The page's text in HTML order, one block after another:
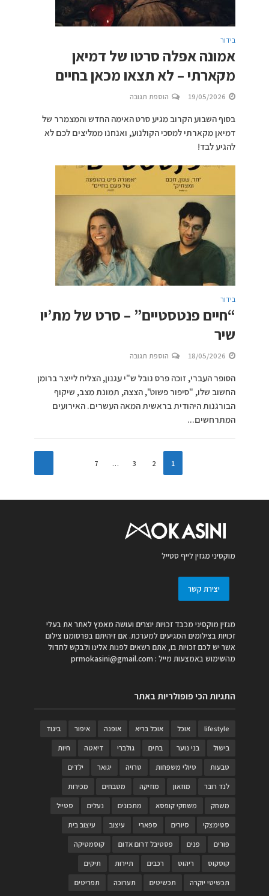
בידור
אמונה אפלה סרטו של דמיאן
מקארתי – לא תצאו מכאן בחיים
19/05/2026 הוספת תגובה
בסוף השבוע הקרוב מגיע סרט האימה החדש והמצמרר של
דמיאן מקארתי למסכי הקולנוע, ואנחנו ממליצים לכם לא
להגיע לבד!
בידור
“חיים פנטסטיים” – סרט של מת’יו
שיר
18/05/2026 הוספת תגובה
הסופר העברי, זוכה פרס נובל ש"י עגנון, הצליח לייצר ברומן
החשוב שלו, "סיפור פשוט", הצצה, תמונת מצב, שיקוף
הבורגנות היהודית בראשית המאה העשרים. האירועים
המתרחשים...
1
2
3
…
7
מוקסיני מגזין לייף סטייל
יצירת קשר
מגזין מוקסיני מכבד זכויות יוצרים ועושה מאמץ לאתר את בעלי
זכויות בצילומים המגיעים למערכת. אם זיהיתם בפרסומנו צילום
אשר יש לכם זכויות בו, אתם רשאים לפנות אלינו ולבקש לחדול
מהשימוש באמצעות מייל : prmokasini@gmail.com
התגיות הכי פופולריות באתר
lifestyle אוכל אוכל בריא אופנה איפור
ביגוד
בישול
בני נוער בתים גולברי דיאטה
חיות
טבעות
טיולי משפחות טרויה יגואר
ילדים
לנד רובר
מוזאון מוזיקה מטבחים
מכירות
משחק
משחקי קופסא מתכונים נעלים
סטייל
סטימצקי
סיורים ספארי עיצוב
עיצוב בית
פורים
פנים פסטיבל דרום אדום
קוסמטיקה
קוסקוס
ריהוט רכבים תיירות
תיקים
תכשיטי יוקרה
תכשיטים תערוכה תפריטים